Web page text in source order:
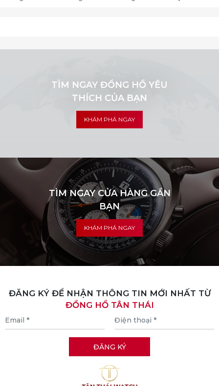
TÌM NGAY ĐỒNG HỒ YÊU
THÍCH CỦA BẠN
KHÁM PHÁ NGAY
TÌM NGAY CỬA HÀNG GẦN
BẠN
KHÁM PHÁ NGAY
ĐĂNG KÝ ĐỂ NHẬN THÔNG TIN MỚI NHẤT TỪ
ĐỒNG HỒ TÂN THÁI